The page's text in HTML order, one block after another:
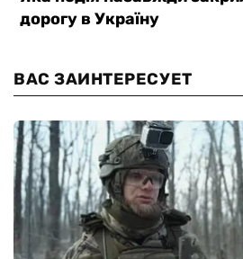
ВАС ЗАИНТЕРЕСУЕТ